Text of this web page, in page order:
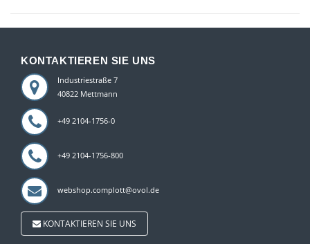
KONTAKTIEREN SIE UNS
Industriestraße 7
40822 Mettmann
+49 2104-1756-0
+49 2104-1756-800
webshop.complott@ovol.de
KONTAKTIEREN SIE UNS